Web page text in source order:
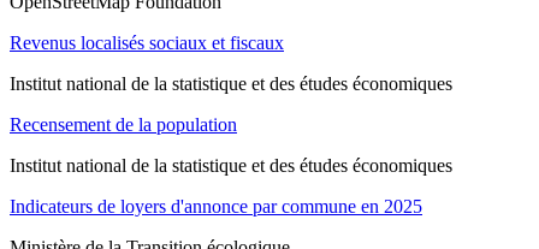
Revenus localisés sociaux et fiscaux
Institut national de la statistique et des études économiques
Recensement de la population
Institut national de la statistique et des études économiques
Indicateurs de loyers d'annonce par commune en 2025